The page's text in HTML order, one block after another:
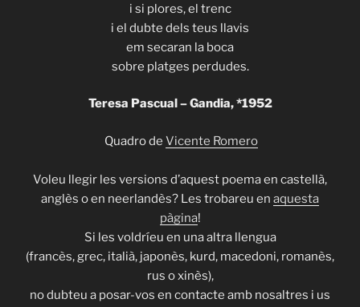
i si plores, el trenc
i el dubte dels teus llavis
em secaran la boca
sobre platges perdudes.
Teresa Pascual – Gandia, *1952
Quadro de Vicente Romero
Voleu llegir les versions d’aquest poema en castellà,
anglès o en neerlandès? Les trobareu en aquesta
pàgina!
Si les voldríeu en una altra llengua
(francès, grec, italià, japonès, kurd, macedoni, romanès,
rus o xinès),
no dubteu a posar-vos en contacte amb nosaltres i us